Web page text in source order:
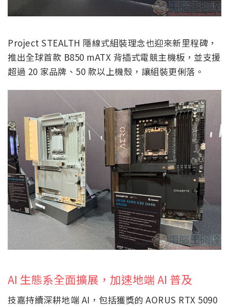
Project STEALTH 隱線式組裝理念也迎來新里程碑，
推出全球首款 B850 mATX 背插式電競主機板，並支援
超過 20 家品牌、50 款以上機殼，讓組裝更俐落。
AI 生態系全面擴展，加速地端 AI 普及
技嘉持續深耕地端 AI，包括獲獎的 AORUS RTX 5090